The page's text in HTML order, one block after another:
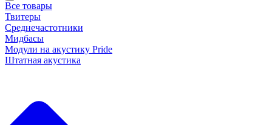
Все товары
Твитеры
Среднечастотники
Мидбасы
Модули на акустику Pride
Штатная акустика